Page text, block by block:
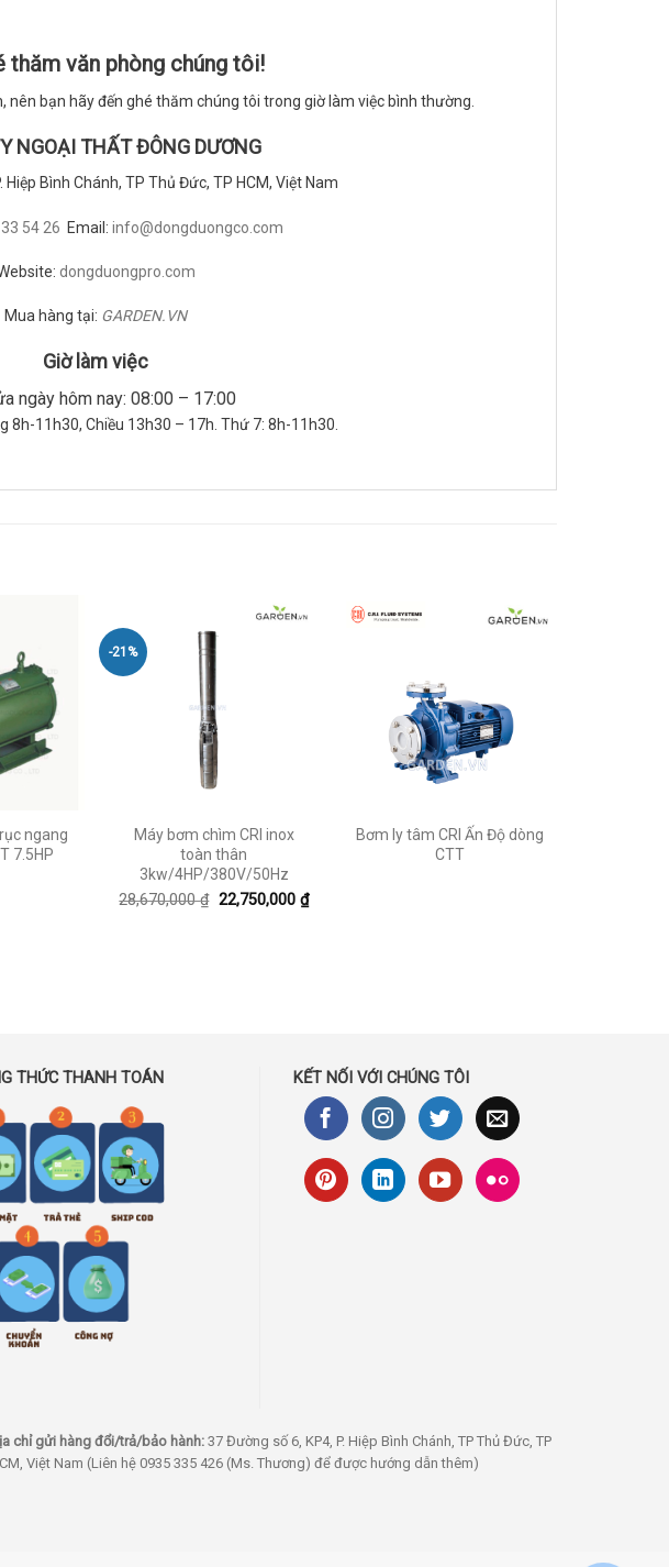
thăm văn phòng chúng tôi!
nên bạn hãy đến ghé thăm chúng tôi trong giờ làm việc bình thường.
NGOẠI THẤT ĐÔNG DƯƠNG
Hiệp Bình Chánh, TP Thủ Đức, TP HCM, Việt Nam
54 26 Email: info@dongduongco.com
dongduongpro.com
Mua hàng tại: GARDEN.VN
Giờ làm việc
ngày hôm nay: 08:00 – 17:00
8h-11h30, Chiều 13h30 – 17h. Thứ 7: 8h-11h30.
ngang
7.5HP
-21%
Máy bơm chìm CRI inox
toàn thân
3kw/4HP/380V/50Hz
28,670,000₫ 22,750,000 ₫
Bơm ly tâm CRI Ấn Độ dòng
CTT
THỨC THANH TOÁN KẾT NỐI VỚI CHÚNG TÔI
chỉ gửi hàng đổi/trả/bảo hành:37 Đường số 6, KP4, P. Hiệp Bình Chánh, TP Thủ Đức, TP
Việt Nam (Liên hệ 0935 335 426 (Ms. Thương) để được hướng dẫn thêm)